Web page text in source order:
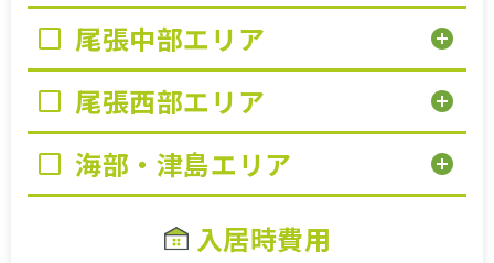
お気に入り一覧
尾張中部エリア add_circle
尾張西部エリア add_circle
海部・津島エリア add_circle
入居時費用